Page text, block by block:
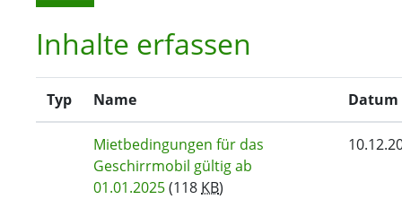
Inhalte erfassen
Typ Name Datum
Mietbedingungen für das
Geschirrmobil gültig ab
01.01.2025(118KB)